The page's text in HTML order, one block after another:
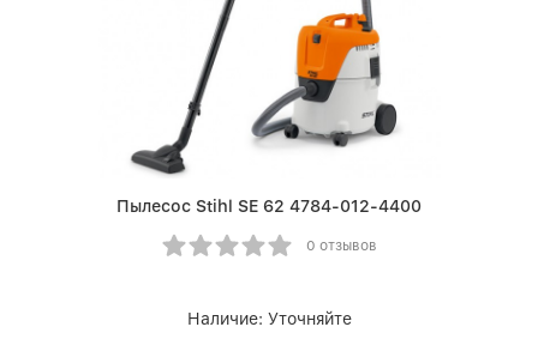
Пылесос Stihl SE 62 4784-012-4400
0 отзывов
Наличие: Уточняйте